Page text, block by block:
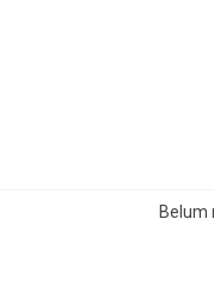
Belum